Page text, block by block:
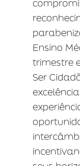
Ensino
trimestre
Ser